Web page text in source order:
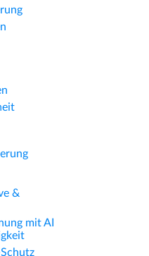
&
mit AI